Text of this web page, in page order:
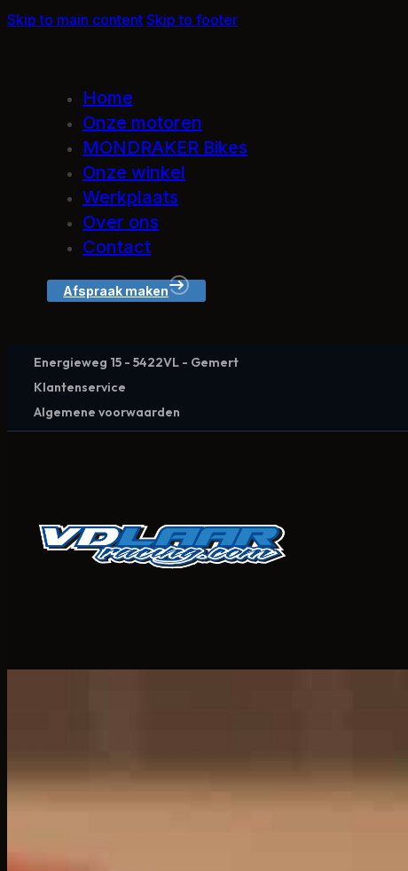
Skip to main content Skip to footer
Home
Onze motoren
MONDRAKER Bikes
Onze winkel
Werkplaats
Over ons
Contact
Afspraak maken
Energieweg 15 - 5422VL - Gemert
Klantenservice
Algemene voorwaarden